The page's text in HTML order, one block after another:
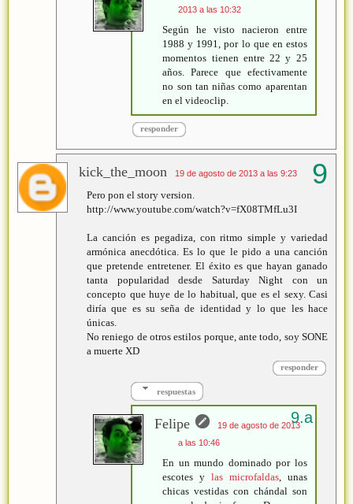
2013 a las 10:32
Según he visto nacieron entre
1988 y 1991, por lo que en estos
momentos tienen entre 22 y 25
años. Parece que efectivamente
no son tan niñas como aparentan
en el videoclip.
responder
kick_the_moon 19 de agosto de 2013 a las 9:23
Pero pon el story version.
http://www.youtube.com/watch?v=fX08TMfLu3I
La canción es pegadiza, con ritmo simple y variedad
armónica anecdótica. Es lo que le pido a una canción
que pretende entretener. El éxito es que hayan ganado
tanta popularidad desde Saturday Night con un
concepto que huye de lo habitual, que es el sexy. Casi
diría que es su seña de identidad y lo que les hace
únicas.
No reniego de otros estilos porque, ante todo, soy SONE
a muerte XD
responder
respuestas
Felipe
19 de agosto de 2013
a las 10:46
En un mundo dominado por los
escotes y las microfaldas, unas
chicas vestidas con chándal son